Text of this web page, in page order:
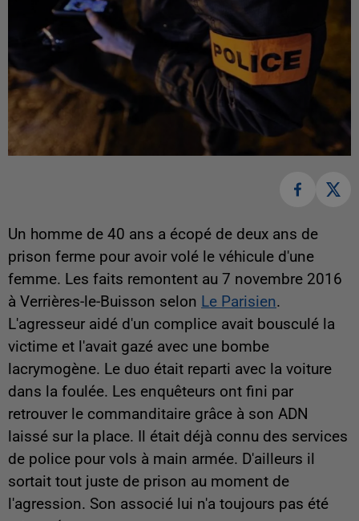
Un homme de 40 ans a écopé de deux ans de
prison ferme pour avoir volé le véhicule d'une
femme. Les faits remontent au 7 novembre 2016
à Verrières-le-Buisson selon Le Parisien.
L'agresseur aidé d'un complice avait bousculé la
victime et l'avait gazé avec une bombe
lacrymogène. Le duo était reparti avec la voiture
dans la foulée. Les enquêteurs ont fini par
retrouver le commanditaire grâce à son ADN
laissé sur la place. Il était déjà connu des services
de police pour vols à main armée. D'ailleurs il
sortait tout juste de prison au moment de
l'agression. Son associé lui n'a toujours pas été